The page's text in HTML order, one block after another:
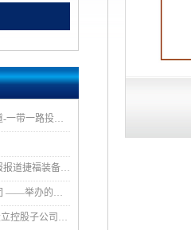
央视二套财经频道-一带一路投资指南报道我司董事长和捷福装备（武汉）股份有限公司
主流媒体长江日报报道捷福装备（武汉）有限公司上央视2套财经栏目“一带一路栏目”
热烈庆祝欧亚集团 ——举办的《汽车白车身智能制造技术论坛》顺利召开
2015年10月8日 设立控股子公司武汉捷福鹰汽车装备有限公司决议公告